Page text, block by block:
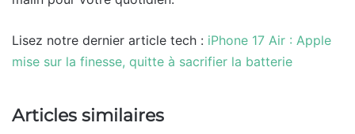
Lisez notre dernier article tech : iPhone 17 Air : Apple
mise sur la finesse, quitte à sacrifier la batterie
Articles similaires